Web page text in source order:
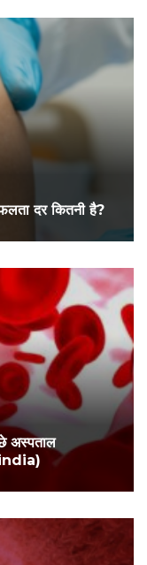
दर कितनी है?
अस्पताल